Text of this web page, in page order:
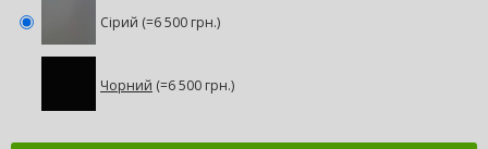
Сірий (=6 500 грн.)
Чорний (=6 500 грн.)